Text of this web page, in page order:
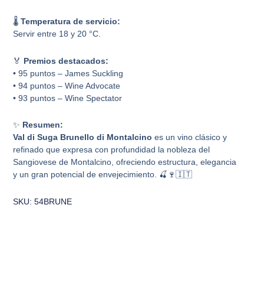
🌡️Temperatura de servicio:
Servir entre 18 y 20 °C.
🏅 Premios destacados:
• 95 puntos – James Suckling
• 94 puntos – Wine Advocate
• 93 puntos – Wine Spectator
✨ Resumen:
Val di Suga Brunello di Montalcino es un vino clásico y
refinado que expresa con profundidad la nobleza del
Sangiovese de Montalcino, ofreciendo estructura, elegancia
y un gran potencial de envejecimiento. 🍒🍷🇮🇹
SKU: 54BRUNE